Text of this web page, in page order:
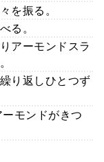
を振る。
る。
アーモンドスラ
り返しひとつず
モンドがきつ